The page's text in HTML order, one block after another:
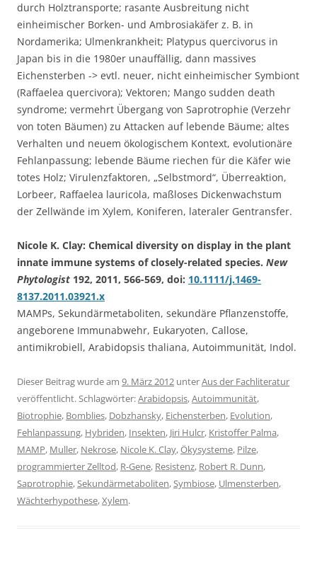
durch Holztransporte; rasante Ausbreitung nicht
einheimischer Borken- und Ambrosiakäfer z. B. in
Nordamerika; Ulmenkrankheit; Platypus quercivorus in
Japan bis in die 1980er unauffällig, dann massives
Eichensterben -> evtl. neuer, nicht einheimischer Symbiont
(Raffaelea quercivora); Vektoren; Mango sudden death
syndrome; vermehrt Übergang von Saprotrophie (Verzehr
von toten Bäumen) zu Attacken auf lebende Bäume; altes
Verhalten und neuem ökologischem Kontext, evolutionäre
Fehlanpassung; lebende Bäume riechen für die Käfer wie
totes Holz; Virulenzfaktoren, „Selbstmord“, Überreaktion,
Lorbeer, Raffaelea lauricola, maßloses Dickenwachstum
der Zellwände im Xylem, Koniferen, lateraler Gentransfer.
Nicole K. Clay: Chemical diversity on display in the plant
innate immune systems of closely-related species. New
Phytologist 192, 2011, 566-569, doi: 10.1111/j.1469-
8137.2011.03921.x
MAMPs, Sekundärmetaboliten, sekundäre Pflanzenstoffe,
angeborene Immunabwehr, Eukaryoten, Callose,
antimikrobiell, Arabidopsis thaliana, Autoimmunität, Indol.
Dieser Beitrag wurde am 9. März 2012 unterAus der Fachliteratur
veröffentlicht. Schlagwörter:Arabidopsis,Autoimmunität,
Biotrophie, Bomblies, Dobzhansky, Eichensterben, Evolution,
Fehlanpassung, Hybriden, Insekten, Jiri Hulcr, Kristoffer Palma,
MAMP, Muller, Nekrose, Nicole K. Clay,Ökysysteme, Pilze,
programmierter Zelltod, R-Gene, Resistenz, Robert R. Dunn,
Saprotrophie,Sekundärmetaboliten,Symbiose, Ulmensterben,
Wächterhypothese,Xylem.